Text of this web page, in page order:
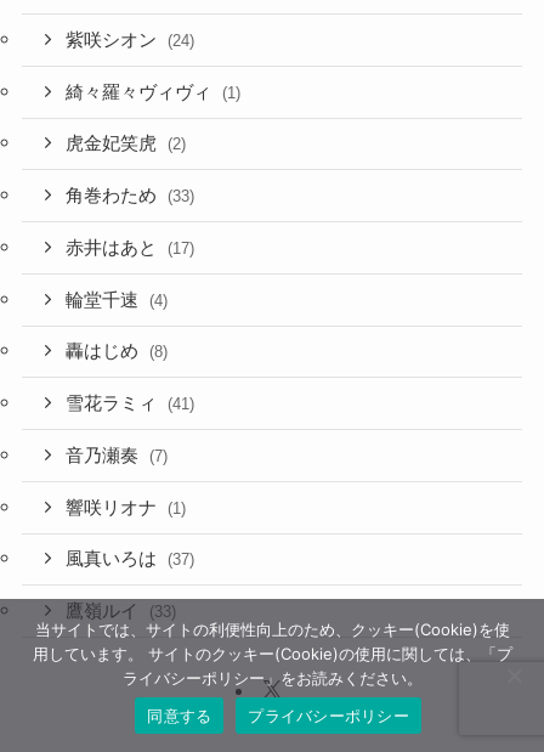
紫咲シオン (24)
綺々羅々ヴィヴィ (1)
虎金妃笑虎 (2)
角巻わため (33)
赤井はあと (17)
輪堂千速 (4)
轟はじめ (8)
雪花ラミィ (41)
音乃瀬奏 (7)
響咲リオナ (1)
風真いろは (37)
鷹嶺ルイ (33)
当サイトでは、サイトの利便性向上のため、クッキー(Cookie)を使
用しています。 サイトのクッキー(Cookie)の使用に関しては、「プ
ライバシーポリシー」をお読みください。
同意する
プライバシーポリシー